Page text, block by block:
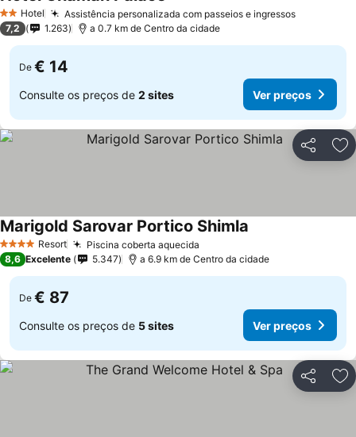
2 Estrelas
Hotel Assistência personalizada com passeios e ingressos
7,2 1.263 a 0.7 km de Centro da cidade
De € 14
Consulte os preços de 2 sites Ver preços
Partilhar
4 EstrelasResort Piscina coberta aquecida
Marigold Sarovar Portico Shimla
8,6 Excelente 5.347 a 6.9 km de Centro da cidade
De € 87
Consulte os preços de 5 sites Ver preços
Partilhar